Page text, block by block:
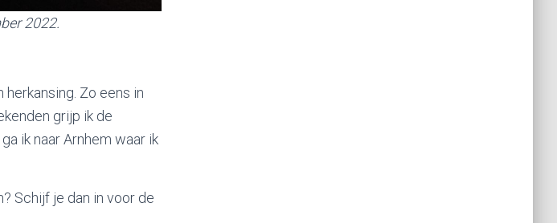
2022.
Zo eens in
grijp ik de
ik naar Arnhem waar ik
Schijf je dan in voor de